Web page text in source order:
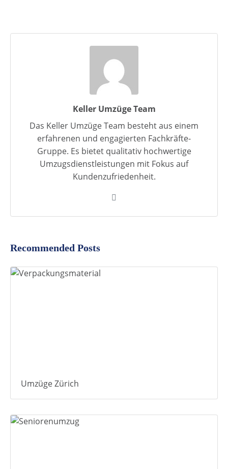
Keller Umzüge Team
Das Keller Umzüge Team besteht aus einem
erfahrenen und engagierten Fachkräfte-
Gruppe. Es bietet qualitativ hochwertige
Umzugsdienstleistungen mit Fokus auf
Kundenzufriedenheit.
Recommended Posts
Umzüge Zürich